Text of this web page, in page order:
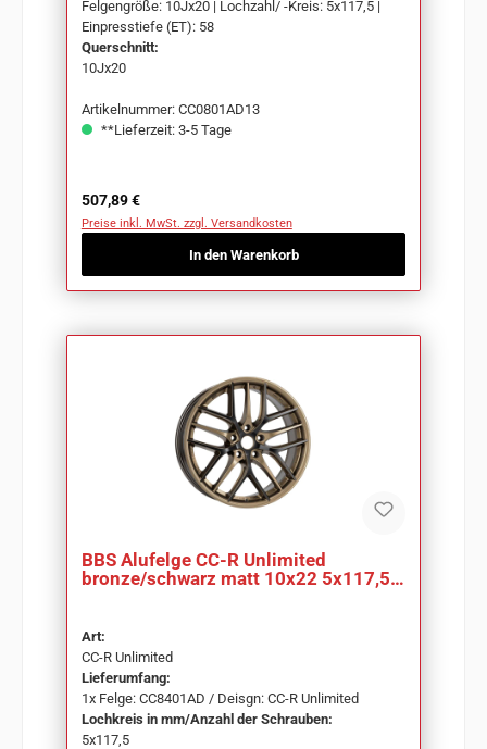
Felgengröße: 10Jx20 | Lochzahl/ -Kreis: 5x117,5 |
Einpresstiefe (ET): 58
Querschnitt:
10Jx20
Artikelnummer: CC0801AD13
**Lieferzeit: 3-5 Tage
Regulärer Preis:
507,89 €
Preise inkl. MwSt. zzgl. Versandkosten
In den Warenkorb
BBS Alufelge CC-R Unlimited
bronze/schwarz matt 10x22 5x117,5
Art:
CC-R Unlimited
Lieferumfang:
1x Felge: CC8401AD / Deisgn: CC-R Unlimited
Lochkreis in mm/Anzahl der Schrauben:
5x117,5